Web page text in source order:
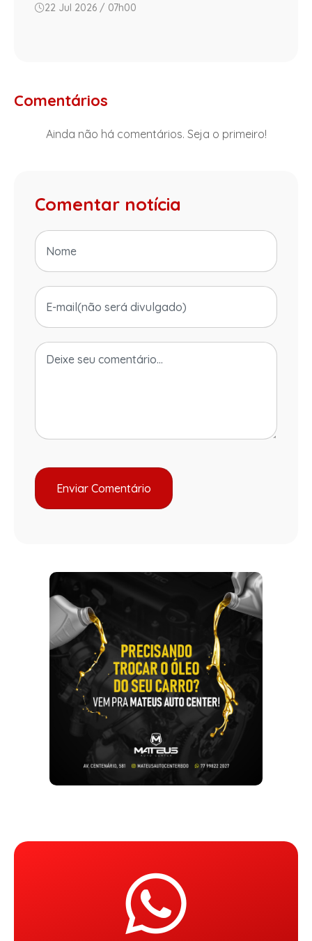
22 Jul 2026 / 07h00
Comentários
Ainda não há comentários. Seja o primeiro!
Comentar notícia